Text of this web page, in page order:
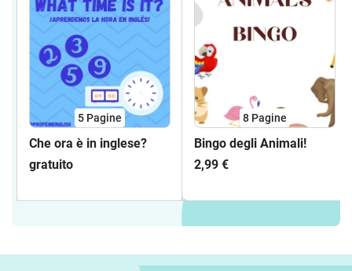
5 Pagine
Che ora è in inglese?
gratuito
8 Pagine
Bingo degli Animali!
2,99 €